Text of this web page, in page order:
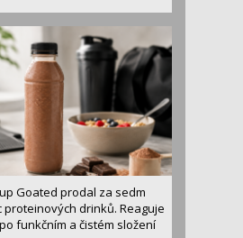
Goated prodal za sedm
proteinových drinků. Reaguje
funkčním a čistém složení